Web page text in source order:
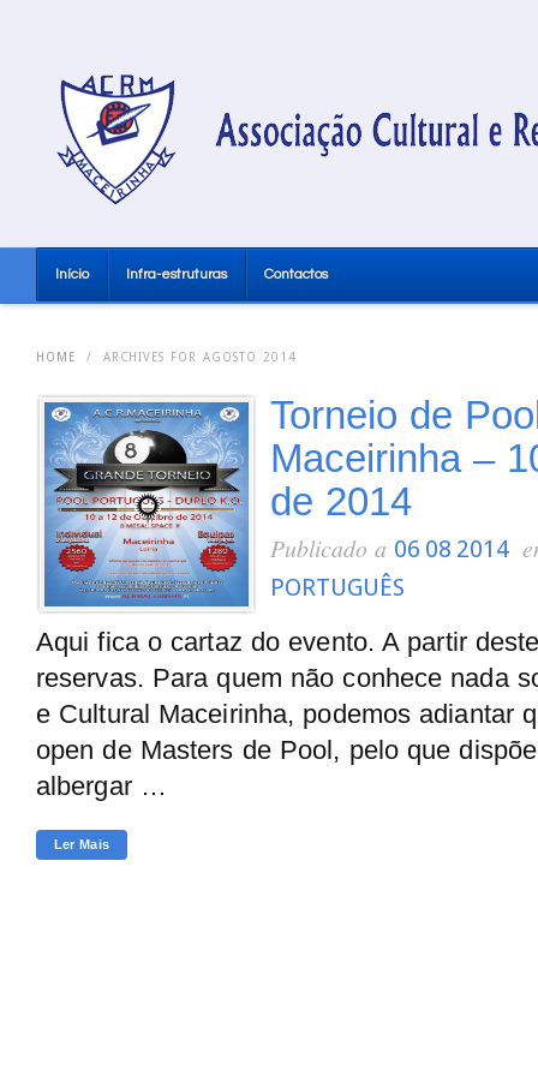
Início Infra-estruturas Contactos
HOME / ARCHIVES FOR AGOSTO 2014
Torneio de
Maceirinha –
de 2014
Publicado a 06 08 2014
PORTUGUÊS
Aqui fica o cartaz do evento. A partir
reservas. Para quem não conhece nada
e Cultural Maceirinha, podemos adiantar
open de Masters de Pool, pelo que
albergar …
Ler Mais